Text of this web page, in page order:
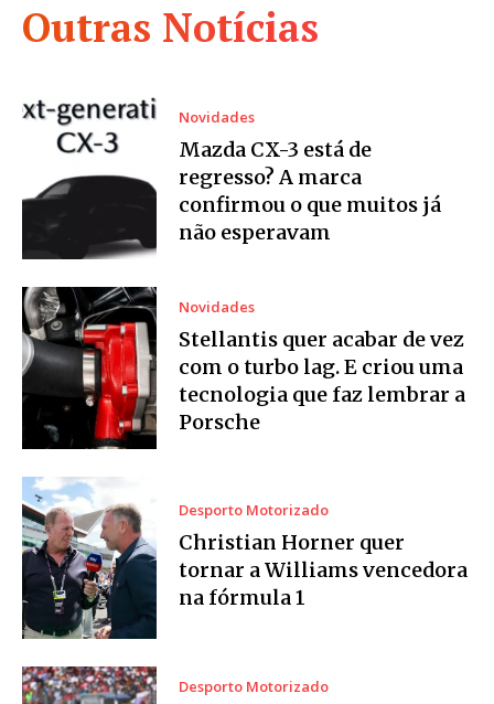
Outras Notícias
Novidades
Mazda CX-3 está de
regresso? A marca
confirmou o que muitos já
não esperavam
Novidades
Stellantis quer acabar de vez
com o turbo lag. E criou uma
tecnologia que faz lembrar a
Porsche
Desporto Motorizado
Christian Horner quer
tornar a Williams vencedora
na fórmula 1
Desporto Motorizado